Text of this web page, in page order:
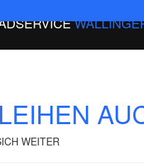
WEITER